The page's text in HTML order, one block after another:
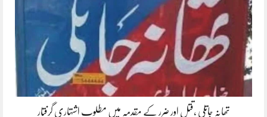
تھانہ جاتلی ،قتل اور ضرر کے مقدمہ میں مطلوب اشتہاری گرفتار